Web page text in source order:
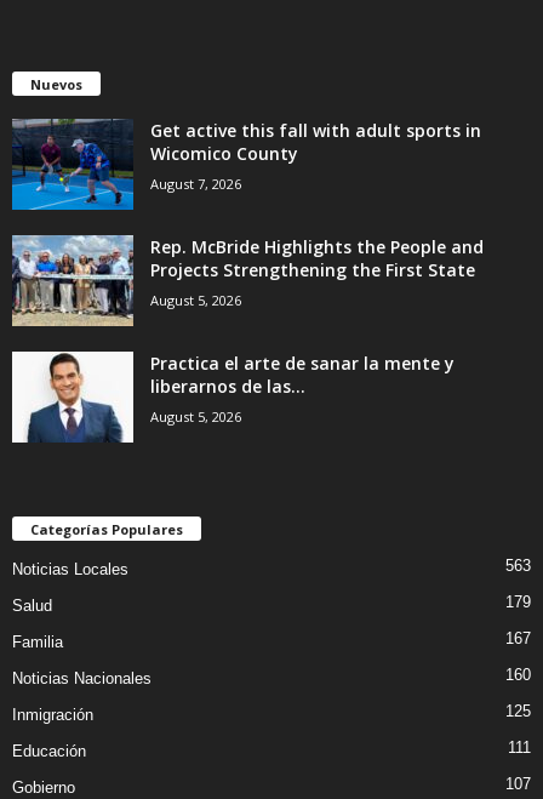
Nuevos
Get active this fall with adult sports in
Wicomico County
August 7, 2026
Rep. McBride Highlights the People and
Projects Strengthening the First State
August 5, 2026
Practica el arte de sanar la mente y
liberarnos de las...
August 5, 2026
Categorías Populares
Noticias Locales 563
Salud 179
Familia 167
Noticias Nacionales 160
Inmigración 125
Educación 111
Gobierno 107